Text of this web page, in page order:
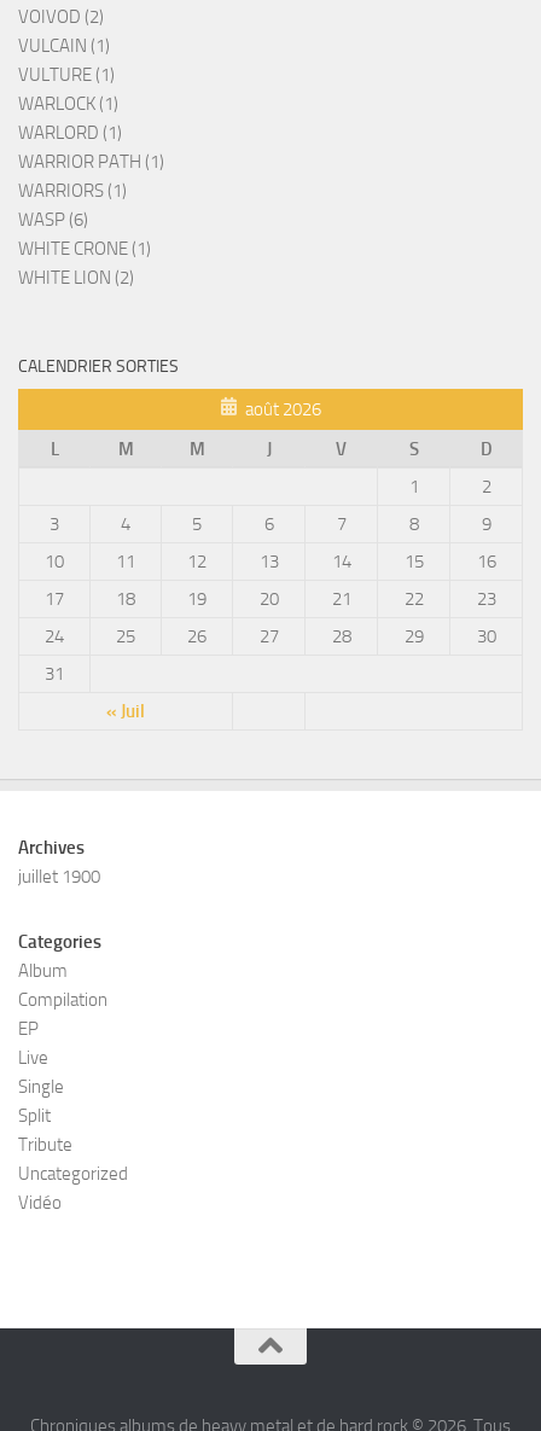
VOIVOD (2)
VULCAIN (1)
VULTURE (1)
WARLOCK (1)
WARLORD (1)
WARRIOR PATH (1)
WARRIORS (1)
WASP (6)
WHITE CRONE (1)
WHITE LION (2)
CALENDRIER SORTIES
août 2026
L
M M J V S D
« Juil
1
2
3
4 5 6 7 8
9
10
11 12 13 14 15
16
17
18 19 20 21 22
23
24
25 26 27 28 29
30
31
Archives
juillet 1900
Categories
Album
Compilation
EP
Live
Single
Split
Tribute
Uncategorized
Vidéo
Chroniques albums de heavy metal et de hard rock © 2026. Tous